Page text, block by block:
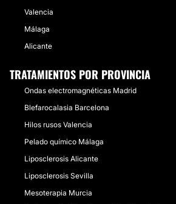
Valencia
Málaga
Alicante
TRATAMIENTOS POR PROVINCIA
Ondas electromagnéticas Madrid
Blefarocalasia Barcelona
Hilos rusos Valencia
Pelado químico Málaga
Liposclerosis Alicante
Liposclerosis Sevilla
Mesoterapia Murcia